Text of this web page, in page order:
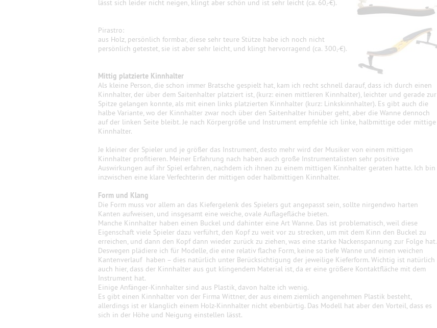
lässt sich leider nicht neigen, klingt aber schön und ist sehr leicht (ca. 60,-€).
Pirastro:
aus Holz, persönlich formbar, diese sehr teure Stütze habe ich noch nicht
persönlich getestet, sie ist aber sehr leicht, und klingt hervorragend (ca. 300,-€).
Mittig platzierte Kinnhalter
Als kleine Person, die schon immer Bratsche gespielt hat, kam ich recht schnell darauf, dass ich durch einen
Kinnhalter, der über dem Saitenhalter platziert ist, (kurz: einen mittleren Kinnhalter), leichter und gerade zur
Spitze gelangen konnte, als mit einen links platzierten Kinnhalter (kurz: Linkskinnhalter). Es gibt auch die
halbe Variante, wo der Kinnhalter zwar noch über den Saitenhalter hinüber geht, aber die Wanne dennoch
auf der linken Seite bleibt. Je nach Körpergröße und Instrument empfehle ich linke, halbmittige oder mittige
Kinnhalter.
Je kleiner der Spieler und je größer das Instrument, desto mehr wird der Musiker von einem mittigen
Kinnhalter profitieren. Meiner Erfahrung nach haben auch große Instrumentalisten sehr positive
Auswirkungen auf ihr Spiel erfahren, nachdem ich ihnen zu einem mittigen Kinnhalter geraten hatte. Ich bin
inzwischen eine klare Verfechterin der mittigen oder halbmittigen Kinnhalter.
Form und Klang
Die Form muss vor allem an das Kiefergelenk des Spielers gut angepasst sein, sollte nirgendwo harten
Kanten aufweisen, und insgesamt eine weiche, ovale Auflagefläche bieten.
Manche Kinnhalter haben einen Buckel und dahinter eine Art Wanne. Das ist problematisch, weil diese
Eigenschaft viele Spieler dazu verführt, den Kopf zu weit vor zu strecken, um mit dem Kinn den Buckel zu
erreichen, und dann den Kopf dann wieder zurück zu ziehen, was eine starke Nackenspannung zur Folge hat.
Deswegen plädiere ich für Modelle, die eine relativ flache Form, keine so tiefe Wanne und einen weichen
Kantenverlauf haben – dies natürlich unter Berücksichtigung der jeweilige Kieferform. Wichtig ist natürlich
auch hier, dass der Kinnhalter aus gut klingendem Material ist, da er eine größere Kontaktfläche mit dem
Instrument hat.
Einige Anfänger-Kinnhalter sind aus Plastik, davon halte ich wenig.
Es gibt einen Kinnhalter von der Firma Wittner, der aus einem ziemlich angenehmen Plastik besteht,
allerdings ist er klanglich einem Holz-Kinnhalter nicht ebenbürtig. Das Modell hat aber den Vorteil, dass es
sich in der Höhe und Neigung einstellen lässt.